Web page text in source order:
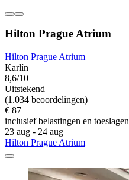
Hilton Prague Atrium
Hilton Prague Atrium
Karlín
8,6/10
Uitstekend
(1.034 beoordelingen)
€ 87
inclusief belastingen en toeslagen
23 aug - 24 aug
Hilton Prague Atrium